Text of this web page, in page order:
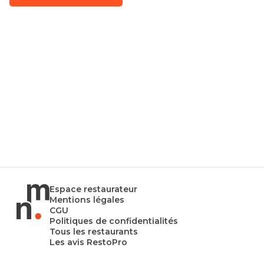
Espace restaurateur
Mentions légales
CGU
Politiques de confidentialités
Tous les restaurants
Les avis RestoPro